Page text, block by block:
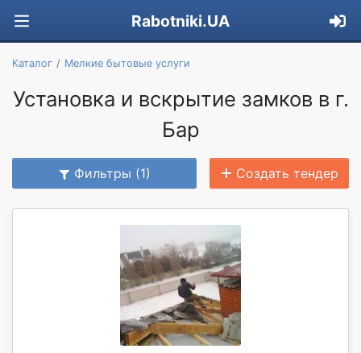
Rabotniki.UA
Каталог Мелкие бытовые услуги
Установка и вскрытие замков в г.
Бар
Фильтры (1) Создать тендер